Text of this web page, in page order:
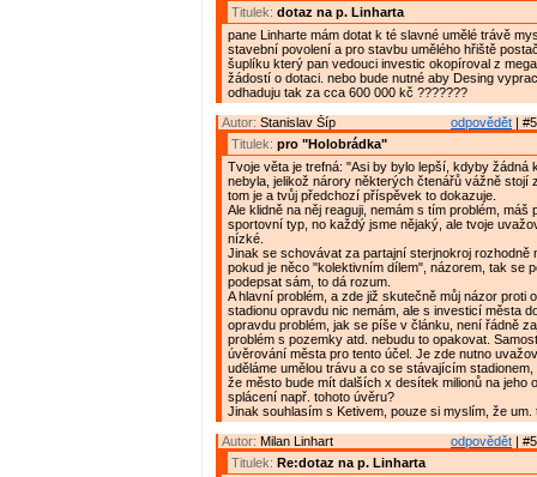
Titulek: dotaz na p. Linharta
pane Linharte mám dotat k té slavné umělé trávě
stavební povolení a pro stavbu umělého hřiště
šuplíku který pan vedouci investic okopíroval z
žádostí o dotaci. nebo bude nutné aby Desing
odhaduju tak za cca 600 000 kč ???????
odpovědět |
Autor: Stanislav Šíp
Titulek: pro "Holobrádka"
Tvoje věta je trefná: "Asi by bylo lepší, kdyby žádná
nebyla, jelikož nárory některých čtenářů vážně stojí
tom je a tvůj předchozí příspěvek to dokazuje.
Ale klidně na něj reaguji, nemám s tím problém, máš
sportovní typ, no každý jsme nějaký, ale tvoje
nízké.
Jinak se schovávat za partajní sterjnokroj rozhodně
pokud je něco "kolektivním dílem", názorem, tak se
podepsat sám, to dá rozum.
A hlavní problém, a zde již skutečně můj názor proti
stadionu opravdu nic nemám, ale s investicí města
opravdu problém, jak se píše v článku, není řádně
problém s pozemky atd. nebudu to opakovat.
úvěrování města pro tento účel. Je zde nutno
uděláme umělou trávu a co se stávajícím
že město bude mít dalších x desítek milionů na jeho
splácení např. tohoto úvěru?
Jinak souhlasím s Ketivem, pouze si myslím, že
odpovědět |
Autor: Milan Linhart
Titulek: Re:dotaz na p. Linharta